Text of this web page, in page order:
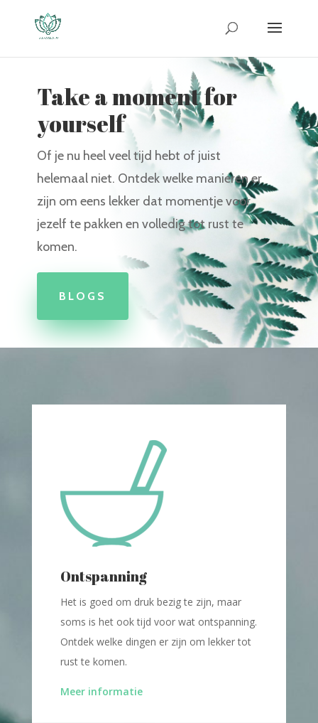
Take a moment for
yourself
Of je nu heel veel tijd hebt of juist
helemaal niet. Ontdek welke manieren er
zijn om eens lekker dat momentje voor
jezelf te pakken en volledig tot rust te
komen.
BLOGS
Ontspanning
Het is goed om druk bezig te zijn, maar
soms is het ook tijd voor wat ontspanning.
Ontdek welke dingen er zijn om lekker tot
rust te komen.
Meer informatie